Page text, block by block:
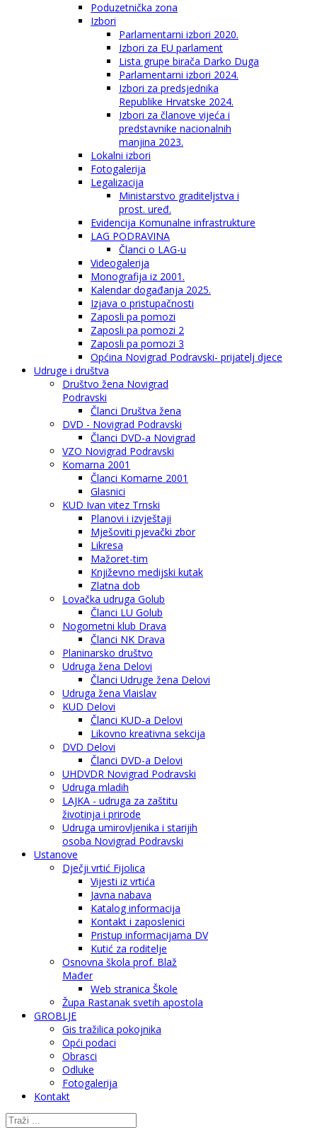
Poduzetnička zona
Izbori
Parlamentarni izbori 2020.
Izbori za EU parlament
Lista grupe birača Darko Duga
Parlamentarni izbori 2024.
Izbori za predsjednika
Republike Hrvatske 2024.
Izbori za članove vijeća i
predstavnike nacionalnih
manjina 2023.
Lokalni izbori
Fotogalerija
Legalizacija
Ministarstvo graditeljstva i
prost. uređ.
Evidencija Komunalne infrastrukture
LAG PODRAVINA
Članci o LAG-u
Videogalerija
Monografija iz 2001.
Kalendar događanja 2025.
Izjava o pristupačnosti
Zaposli pa pomozi
Zaposli pa pomozi 2
Zaposli pa pomozi 3
Općina Novigrad Podravski- prijatelj djece
Udruge i društva
Društvo žena Novigrad
Podravski
Članci Društva žena
DVD - Novigrad Podravski
Članci DVD-a Novigrad
VZO Novigrad Podravski
Komarna 2001
Članci Komarne 2001
Glasnici
KUD Ivan vitez Trnski
Planovi i izvještaji
Mješoviti pjevački zbor
Likresa
Mažoret-tim
Književno medijski kutak
Zlatna dob
Lovačka udruga Golub
Članci LU Golub
Nogometni klub Drava
Članci NK Drava
Planinarsko društvo
Udruga žena Delovi
Članci Udruge žena Delovi
Udruga žena Vlaislav
KUD Delovi
Članci KUD-a Delovi
Likovno kreativna sekcija
DVD Delovi
Članci DVD-a Delovi
UHDVDR Novigrad Podravski
Udruga mladih
LAJKA - udruga za zaštitu
životinja i prirode
Udruga umirovljenika i starijih
osoba Novigrad Podravski
Ustanove
Dječji vrtić Fijolica
Vijesti iz vrtića
Javna nabava
Katalog informacija
Kontakt i zaposlenici
Pristup informacijama DV
Kutić za roditelje
Osnovna škola prof. Blaž
Mađer
Web stranica Škole
Župa Rastanak svetih apostola
GROBLJE
Gis tražilica pokojnika
Opći podaci
Obrasci
Odluke
Fotogalerija
Kontakt